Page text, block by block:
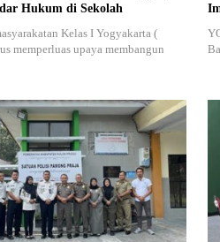
Hukum di Sekolah
Kelas I Yogyakarta (
memperluas upaya membangun